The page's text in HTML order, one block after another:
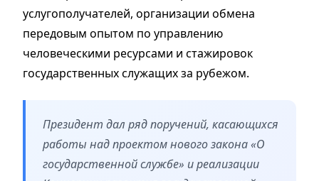
услугополучателей, организации обмена
передовым опытом по управлению
человеческими ресурсами и стажировок
государственных служащих за рубежом.
Президент дал ряд поручений, касающихся
работы над проектом нового закона «О
государственной службе» и реализации